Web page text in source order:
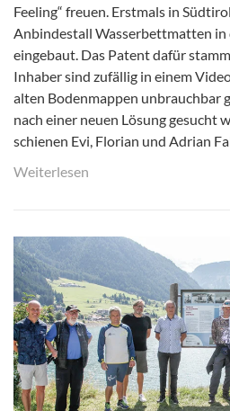
Feeling“ freuen. Erstmals in
Anbindestall Wasserbettmatten in
eingebaut. Das Patent dafür
Inhaber sind zufällig in einem
alten Bodenmappen unbrauchbar
nach einer neuen Lösung gesucht
schienen Evi, Florian und Adrian
Weiterlesen